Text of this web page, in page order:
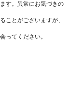
す。異常にお気づきの
ことがございますが、
ってください。